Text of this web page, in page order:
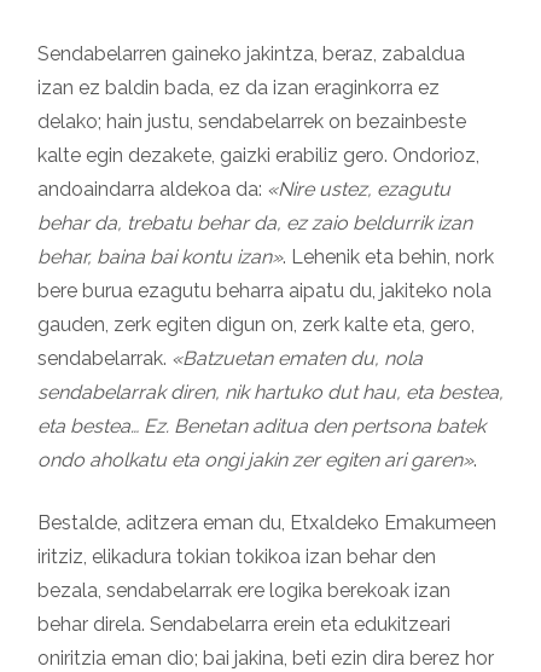
Sendabelarren gaineko jakintza, beraz, zabaldua
izan ez baldin bada, ez da izan eraginkorra ez
delako; hain justu, sendabelarrek on bezainbeste
kalte egin dezakete, gaizki erabiliz gero. Ondorioz,
andoaindarra aldekoa da: «Nire ustez, ezagutu
behar da, trebatu behar da, ez zaio beldurrik izan
behar, baina bai kontu izan». Lehenik eta behin, nork
bere burua ezagutu beharra aipatu du, jakiteko nola
gauden, zerk egiten digun on, zerk kalte eta, gero,
sendabelarrak. «Batzuetan ematen du, nola
sendabelarrak diren, nik hartuko dut hau, eta bestea,
eta bestea… Ez. Benetan aditua den pertsona batek
ondo aholkatu eta ongi jakin zer egiten ari garen».
Bestalde, aditzera eman du, Etxaldeko Emakumeen
iritziz, elikadura tokian tokikoa izan behar den
bezala, sendabelarrak ere logika berekoak izan
behar direla. Sendabelarra erein eta edukitzeari
oniritzia eman dio; bai jakina, beti ezin dira berez hor